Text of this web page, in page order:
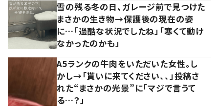
雪の残る冬の日、ガレージ前で見つけた
まさかの生き物→保護後の現在の姿
に…「過酷な状況でしたね」「寒くて動け
なかったのかも」
A5ランクの牛肉をいただいた女性。し
かし→「貰いに来てください、、」投稿さ
れた“まさかの光景”に「マジで言うて
る…？」